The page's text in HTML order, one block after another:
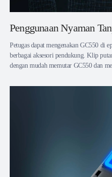
Penggunaan Nyaman
Petugas dapat mengenakan GC550 di
berbagai aksesori pendukung. Klip
dengan mudah memutar GC550 dan